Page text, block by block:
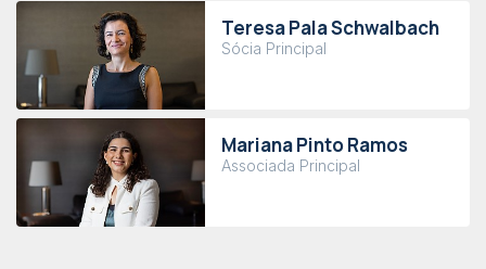
Teresa Pala Schwalbach
Sócia Principal
Mariana Pinto Ramos
Associada Principal